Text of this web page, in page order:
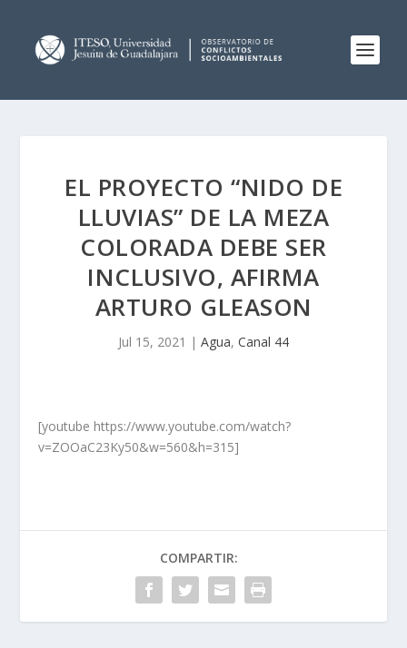
EL PROYECTO “NIDO DE
LLUVIAS” DE LA MEZA
COLORADA DEBE SER
INCLUSIVO, AFIRMA
ARTURO GLEASON
Jul 15, 2021 | Agua, Canal 44
[youtube https://www.youtube.com/watch?
v=ZOOaC23Ky50&w=560&h=315]
COMPARTIR: